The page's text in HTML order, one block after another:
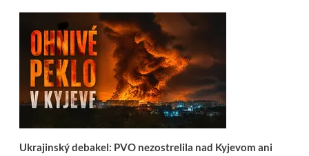
Ukrajinský debakel: PVO nezostrelila nad Kyjevom ani